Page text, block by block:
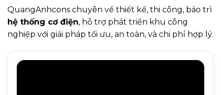
QuangAnhcons chuyên về thiết kế, thi công, bảo trì
hệ thống cơ điện, hỗ trợ phát triển khu công
nghiệp với giải pháp tối ưu, an toàn, và chi phí hợp lý.